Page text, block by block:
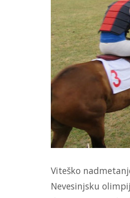
Viteško
Nevesinjsku